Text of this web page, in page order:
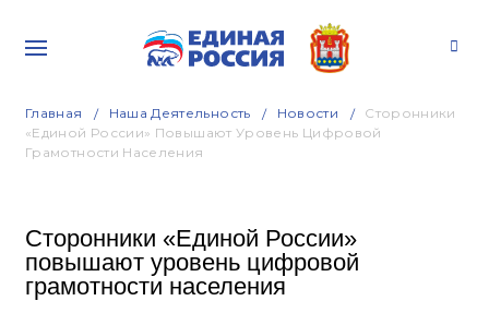
Главная Наша Деятельность Новости
Сторонники
«Единой России» Повышают Уровень Цифровой
Грамотности Населения
Сторонники «Единой России»
повышают уровень цифровой
грамотности населения